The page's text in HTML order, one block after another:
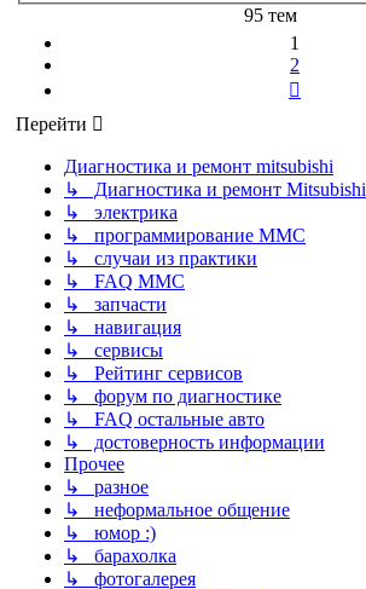
95 тем
1
2
Перейти
Диагностика и ремонт mitsubishi
↳ Диагностика и ремонт Mitsubishi
↳ электрика
↳ программирование MMC
↳ случаи из практики
↳ FAQ MMC
↳ запчасти
↳ навигация
↳ сервисы
↳ Рейтинг сервисов
↳ форум по диагностике
↳ FAQ остальные авто
↳ достоверность информации
Прочее
↳ разное
↳ неформальное общение
↳ юмор :)
↳ барахолка
↳ фотогалерея